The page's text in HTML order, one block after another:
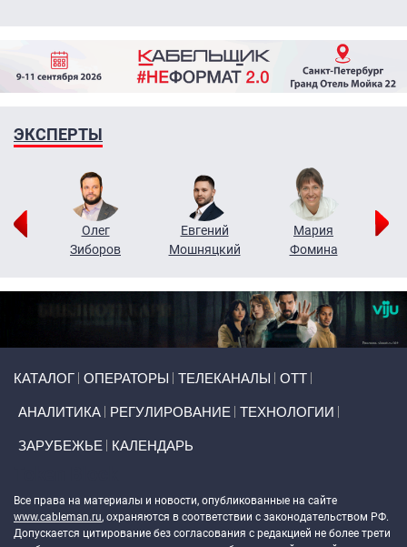
ЭКСПЕРТЫ
Олег
Зиборов
Евгений
Мошняцкий
Мария
Фомина
КАТАЛОГ ОПЕРАТОРЫ ТЕЛЕКАНАЛЫ ОТТ
АНАЛИТИКА РЕГУЛИРОВАНИЕ ТЕХНОЛОГИИ
ЗАРУБЕЖЬЕ КАЛЕНДАРЬ
Все права на материалы и новости, опубликованные на сайте
www.cableman.ru, охраняются в соответствии с законодательством РФ.
Допускается цитирование без согласования с редакцией не более трети